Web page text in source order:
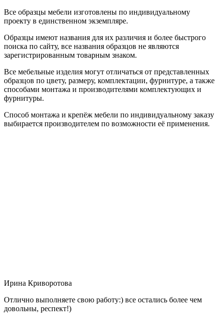
Все образцы мебели изготовлены по индивидуальному
проекту в единственном экземпляре.
Образцы имеют названия для их различия и более быстрого
поиска по сайту, все названия образцов не являются
зарегистрированным товарным знаком.
Все мебельные изделия могут отличаться от представленных
образцов по цвету, размеру, комплектации, фурнитуре, а также
способами монтажа и производителями комплектующих и
фурнитуры.
Способ монтажа и крепёж мебели по индивидуальному заказу
выбирается производителем по возможности её применения.
Ирина Криворотова
Отлично выполняете свою работу:) все остались более чем
довольны, респект!)